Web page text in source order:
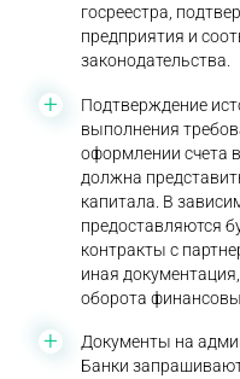
госреестра,
предприятия и
законодательства.
Подтверждение
выполнения
оформлении счета
должна
капитала. В
предоставляются
контракты с
иная
оборота
Документы на
Банки